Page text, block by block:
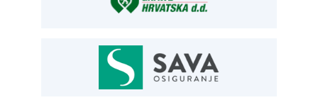
osiguranje@aksiget.hr
01 6502 230